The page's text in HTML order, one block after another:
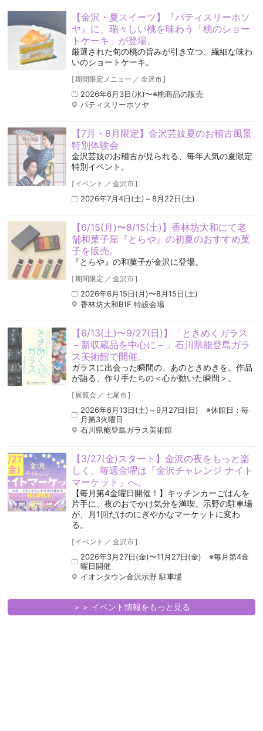
【金沢・夏スイーツ】『パティスリーホソ
ヤ』に、瑞々しい桃を味わう「桃のショー
トケーキ」が登場。
厳選された旬の桃の旨みが引き立つ、繊細な味わ
いのショートケーキ。
[期間限定メニュー ／ 金沢市]
2026年6月3日(水)〜※桃商品の販売
パティスリーホソヤ
【7月・8月限定】金沢芸妓夏のお稽古風景
特別体験会
金沢芸妓のお稽古が見られる、毎年人気の夏限定
特別イベント。
[ イベント ／ 金沢市]
2026年7月4日(土)～8月22日(土)
【6/15(月)〜8/15(土)】香林坊大和にて老
舗和菓子屋『とらや』の初夏のおすすめ菓
子を販売。
『とらや』の和菓子が金沢に登場。
[期間限定 ／ 金沢市]
2026年6月15日(月)〜8月15日(土)
香林坊大和B1F 特設会場
【6/13(土)〜9/27(日)】「ときめくガラス
－新収蔵品を中心に－」石川県能登島ガラ
ス美術館で開催。
ガラスに出会った瞬間の、あのときめきを。作品
が語る、作り手たちの＜心が動いた瞬間＞。
[ 展覧会 ／ 七尾市]
2026年6月13日(土)～9月27日(日) ※休館日：毎
月第3火曜日
石川県能登島ガラス美術館
【3/27(金)スタート】金沢の夜をもっと楽
しく。毎週金曜は「金沢チャレンジ ナイト
マーケット」へ。
【毎月第4金曜日開催！】キッチンカーごはんを
片手に、夜のおでかけ気分を満喫。示野の駐車場
が、月1回だけのにぎやかなマーケットに変わ
る。
[ イベント ／ 金沢市]
2026年3月27日(金)〜11月27日(金) ※毎月第4金
曜日開催
イオンタウン金沢示野 駐車場
＞＞ イベント情報をもっと見る